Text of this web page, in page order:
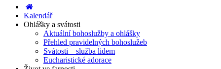
Kalendář
Ohlášky a svátosti
Aktuální bohoslužby a ohlášky
Přehled pravidelných bohoslužeb
Svátosti – služba lidem
Eucharistické adorace